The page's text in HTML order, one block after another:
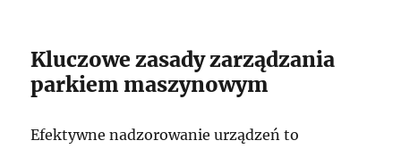
Kluczowe zasady zarządzania
parkiem maszynowym
Efektywne nadzorowanie urządzeń to